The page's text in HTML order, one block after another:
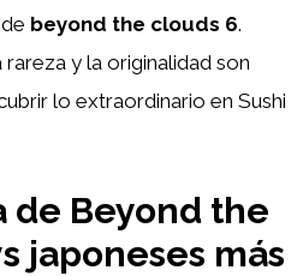
beyond the clouds 6.
y la originalidad son
lo extraordinario en Sushi
de Beyond the
japoneses más